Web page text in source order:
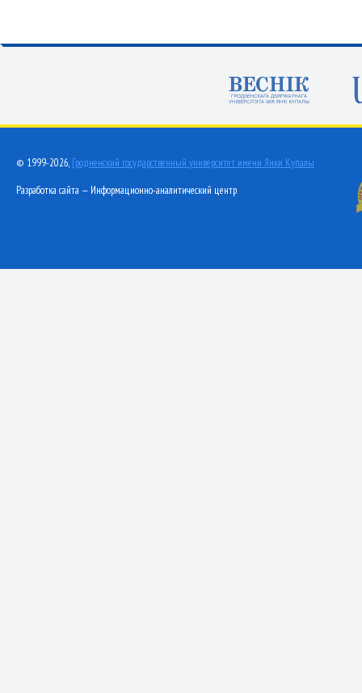
© 1999-2026, Гродненский государственный университет имени Янки Купалы
Разработка сайта — Информационно-аналитический центр